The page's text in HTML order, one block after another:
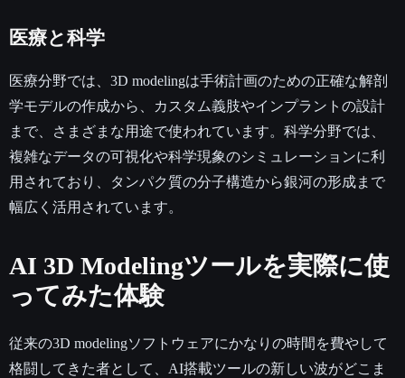
医療と科学
医療分野では、3D modelingは手術計画のための正確な解剖
学モデルの作成から、カスタム義肢やインプラントの設計
まで、さまざまな用途で使われています。科学分野では、
複雑なデータの可視化や科学現象のシミュレーションに利
用されており、タンパク質の分子構造から銀河の形成まで
幅広く活用されています。
AI 3D Modelingツールを実際に使
ってみた体験
従来の3D modelingソフトウェアにかなりの時間を費やして
格闘してきた者として、AI搭載ツールの新しい波がどこま